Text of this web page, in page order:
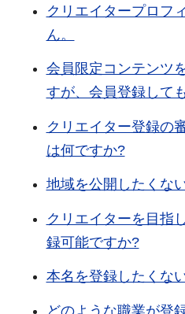
クリエイタープロフ
ん。
会員限定コンテンツ
すが、会員登録して
クリエイター登録の
は何ですか?
地域を公開したくな
クリエイターを目指
録可能ですか?
本名を登録したくな
どのような職業が登